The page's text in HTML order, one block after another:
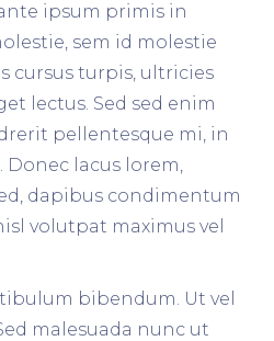
ipsum primis in
sem id molestie
cursus turpis, ultricies
lectus. Sed sed enim
pellentesque mi, in
lacus lorem,
dapibus condimentum
volutpat maximus vel
bibendum. Ut vel
malesuada nunc ut